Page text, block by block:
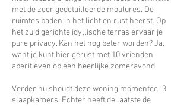
met de zeer gedetailleerde moulures. De
ruimtes baden in het licht en rust heerst. Op
het zuid gerichte idyllische terras ervaar je
pure privacy. Kan het nog beter worden? Ja,
want je kunt hier gerust met 10 vrienden
aperitieven op een heerlijke zomeravond.
Verder huishoudt deze woning momenteel 3
slaapkamers. Echter heeft de laatste de